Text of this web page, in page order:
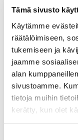
Tämä sivusto
Käytämme
räätälöimiseen,
tukemiseen ja
jaamme
alan
sivustoamme.
tietoja muihin
kerätty, kun olet
Sovellettavat
ICC:n
markkinoinnin
riippumatta
Mainoksen,
tunnistettavissa
mediassa, jossa
aineistoa.
mainokseksi.